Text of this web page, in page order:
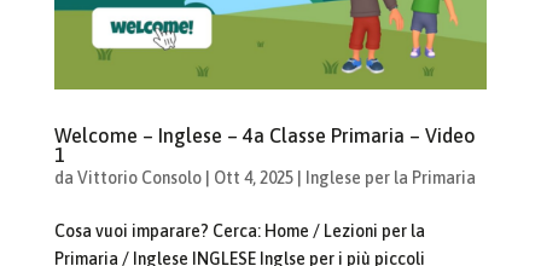
Welcome – Inglese – 4a Classe Primaria – Video
1
da Vittorio Consolo| Ott 4, 2025| Inglese per la Primaria
Cosa vuoi imparare? Cerca: Home / Lezioni per la
Primaria / Inglese INGLESE Inglse per i più piccoli